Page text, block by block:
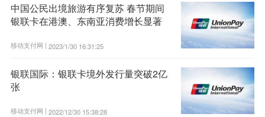
中国公民出境旅游有序复苏 春节期间
银联卡在港澳、东南亚消费增长显著
移动支付网 | 2023/1/30 16:31:25
银联国际：银联卡境外发行量突破2亿
张
移动支付网 | 2022/12/30 15:38:28